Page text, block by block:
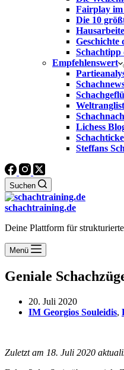
Fairplay im
Die 10
Geschichte
Schachtipp
Empfehlenswert
Lichess
Steffans
Suchen
schachtraining.de
Deine Plattform für
Menü
Geniale
20. Juli 2020
IM Georgios Souleidis,
Zuletzt am 18. Juli 2020